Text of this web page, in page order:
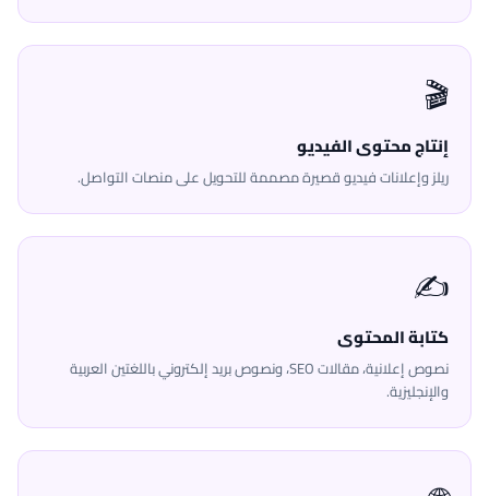
🎬
إنتاج محتوى الفيديو
ريلز وإعلانات فيديو قصيرة مصممة للتحويل على منصات التواصل.
✍️
كتابة المحتوى
نصوص إعلانية، مقالات SEO، ونصوص بريد إلكتروني باللغتين العربية
والإنجليزية.